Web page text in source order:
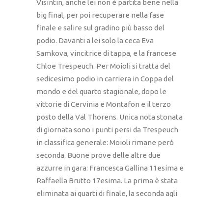
Visintin, anche lei non è partita bene nella
big final, per poi recuperare nella fase
finale e salire sul gradino più basso del
podio. Davanti a lei solo la ceca Eva
Samkova, vincitrice di tappa, e la francese
Chloe Trespeuch. Per Moioli si tratta del
sedicesimo podio in carriera in Coppa del
mondo e del quarto stagionale, dopo le
vittorie di Cervinia e Montafon e il terzo
posto della Val Thorens. Unica nota stonata
di giornata sono i punti persi da Trespeuch
in classifica generale: Moioli rimane però
seconda. Buone prove delle altre due
azzurre in gara: Francesca Gallina 11esima e
Raffaella Brutto 17esima. La prima è stata
eliminata ai quarti di finale, la seconda agli